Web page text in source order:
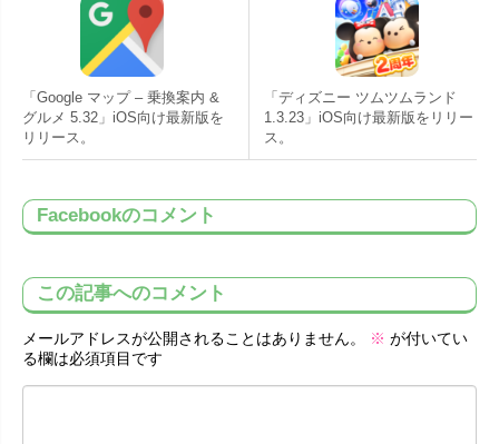
「Google マップ – 乗換案内 &
グルメ 5.32」iOS向け最新版を
リリース。
「ディズニー ツムツムランド
1.3.23」iOS向け最新版をリリー
ス。
Facebookのコメント
この記事へのコメント
メールアドレスが公開されることはありません。 ※ が付いてい
る欄は必須項目です